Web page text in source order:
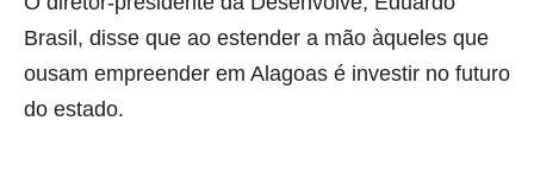
Brasil, disse que ao estender a mão àqueles que
ousam empreender em Alagoas é investir no futuro
do estado.